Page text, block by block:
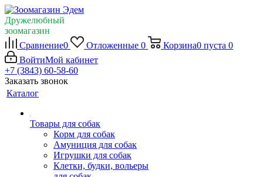
Дружелюбный
зоомагазин
Сравнение0 Отложенные 0 Корзина0 пуста 0
ВойтиМой кабинет
+7 (3843) 60-58-60
Заказать звонок
Каталог
Товары для собак
Корм для собак
Амуниция для собак
Игрушки для собак
Клетки, будки, вольеры